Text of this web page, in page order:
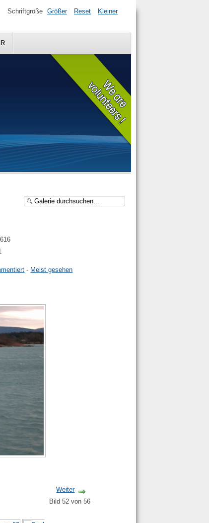
Schriftgröße Größer Reset Kleiner
- Meist gesehen
Weiter
Bild 52 von 56